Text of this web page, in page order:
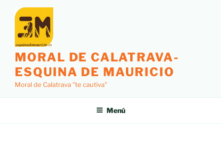
contenido
MORAL DE CALATRAVA-
ESQUINA DE MAURICIO
Moral de Calatrava "te cautiva"
Menú